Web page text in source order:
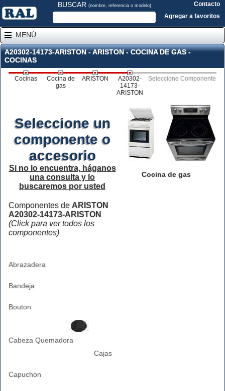
BUSCAR (nombre, referencia o modelo)
Contacto
Agregar a favoritos
MENÚ
A20302-14173-ARISTON - ARISTON - COCINA DE GAS -
COCINAS
Cocinas
Cocina de
gas
ARISTON
A20302-
14173-
ARISTON
Seleccione Componente
Cocina de gas
Seleccione un
componente o
accesorio
Si no lo encuentra, háganos
una consulta y lo
buscaremos por usted
Componentes de ARISTON
A20302-14173-ARISTON
(Click para ver todos los
componentes)
Abrazadera
Bandeja
Bouton
Cabeza Quemadora
Cajas
Capuchon